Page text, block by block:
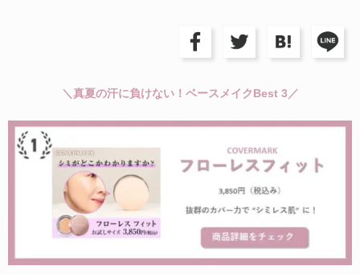
＼真夏の汗に負けない！ベースメイクBest 3／